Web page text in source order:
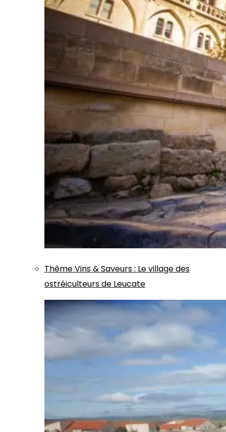
ThèmeVins & Saveurs: Le village des
ostréiculteurs de Leucate